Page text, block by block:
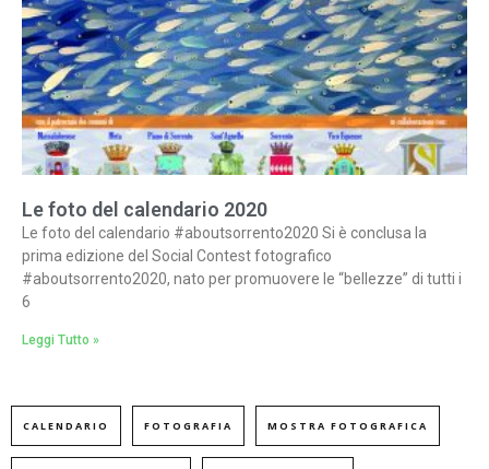
Le foto del calendario 2020
Le foto del calendario #aboutsorrento2020 Si è conclusa la
prima edizione del Social Contest fotografico
#aboutsorrento2020, nato per promuovere le “bellezze” di tutti i
6
Leggi Tutto »
CALENDARIO FOTOGRAFIA MOSTRA FOTOGRAFICA